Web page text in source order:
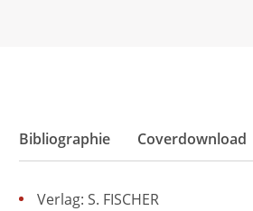
Bibliographie Coverdownload
Verlag: S. FISCHER